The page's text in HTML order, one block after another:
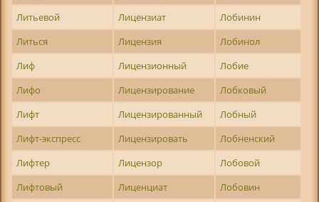
Литьевой
Лицензиат
Лобинин
Литься
Лицензия
Лобинол
Лиф
Лицензионный
Лобие
Лифо
Лицензирование
Лобковый
Лифт
Лицензированный
Лобный
Лифт-экспресс
Лицензировать
Лобненский
Лифтер
Лицензор
Лобовой
Лифтовый
Лиценциат
Лобовин